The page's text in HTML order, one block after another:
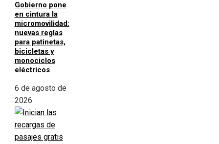
Gobierno pone
en cintura la
micromovilidad:
nuevas reglas
para patinetas,
bicicletas y
monociclos
eléctricos
6 de agosto de
2026